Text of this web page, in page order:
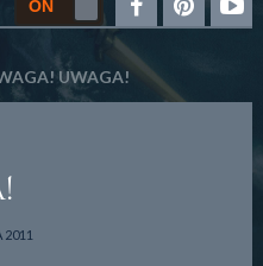
UWAGA!
2011